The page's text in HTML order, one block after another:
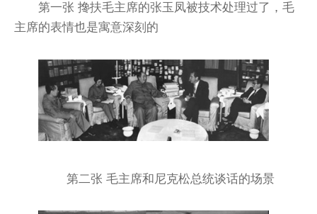
第一张 搀扶毛主席的张玉凤被技术处理过了，毛
主席的表情也是寓意深刻的
第二张 毛主席和尼克松总统谈话的场景